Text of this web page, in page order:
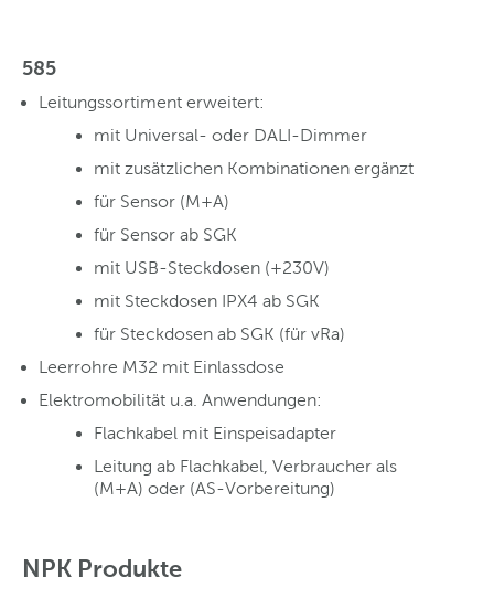
585
Leitungssortiment erweitert:
mit Universal- oder DALI-Dimmer
mit zusätzlichen Kombinationen ergänzt
für Sensor (M+A)
für Sensor ab SGK
mit USB-Steckdosen (+230V)
mit Steckdosen IPX4 ab SGK
für Steckdosen ab SGK (für vRa)
Leerrohre M32 mit Einlassdose
Elektromobilität u.a. Anwendungen:
Flachkabel mit Einspeisadapter
Leitung ab Flachkabel, Verbraucher als
(M+A) oder (AS-Vorbereitung)
NPK Produkte